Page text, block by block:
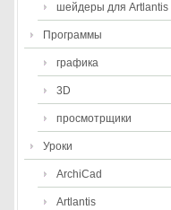
шейдеры для Artlantis
Программы
графика
3D
просмотрщики
Уроки
ArchiCad
Artlantis